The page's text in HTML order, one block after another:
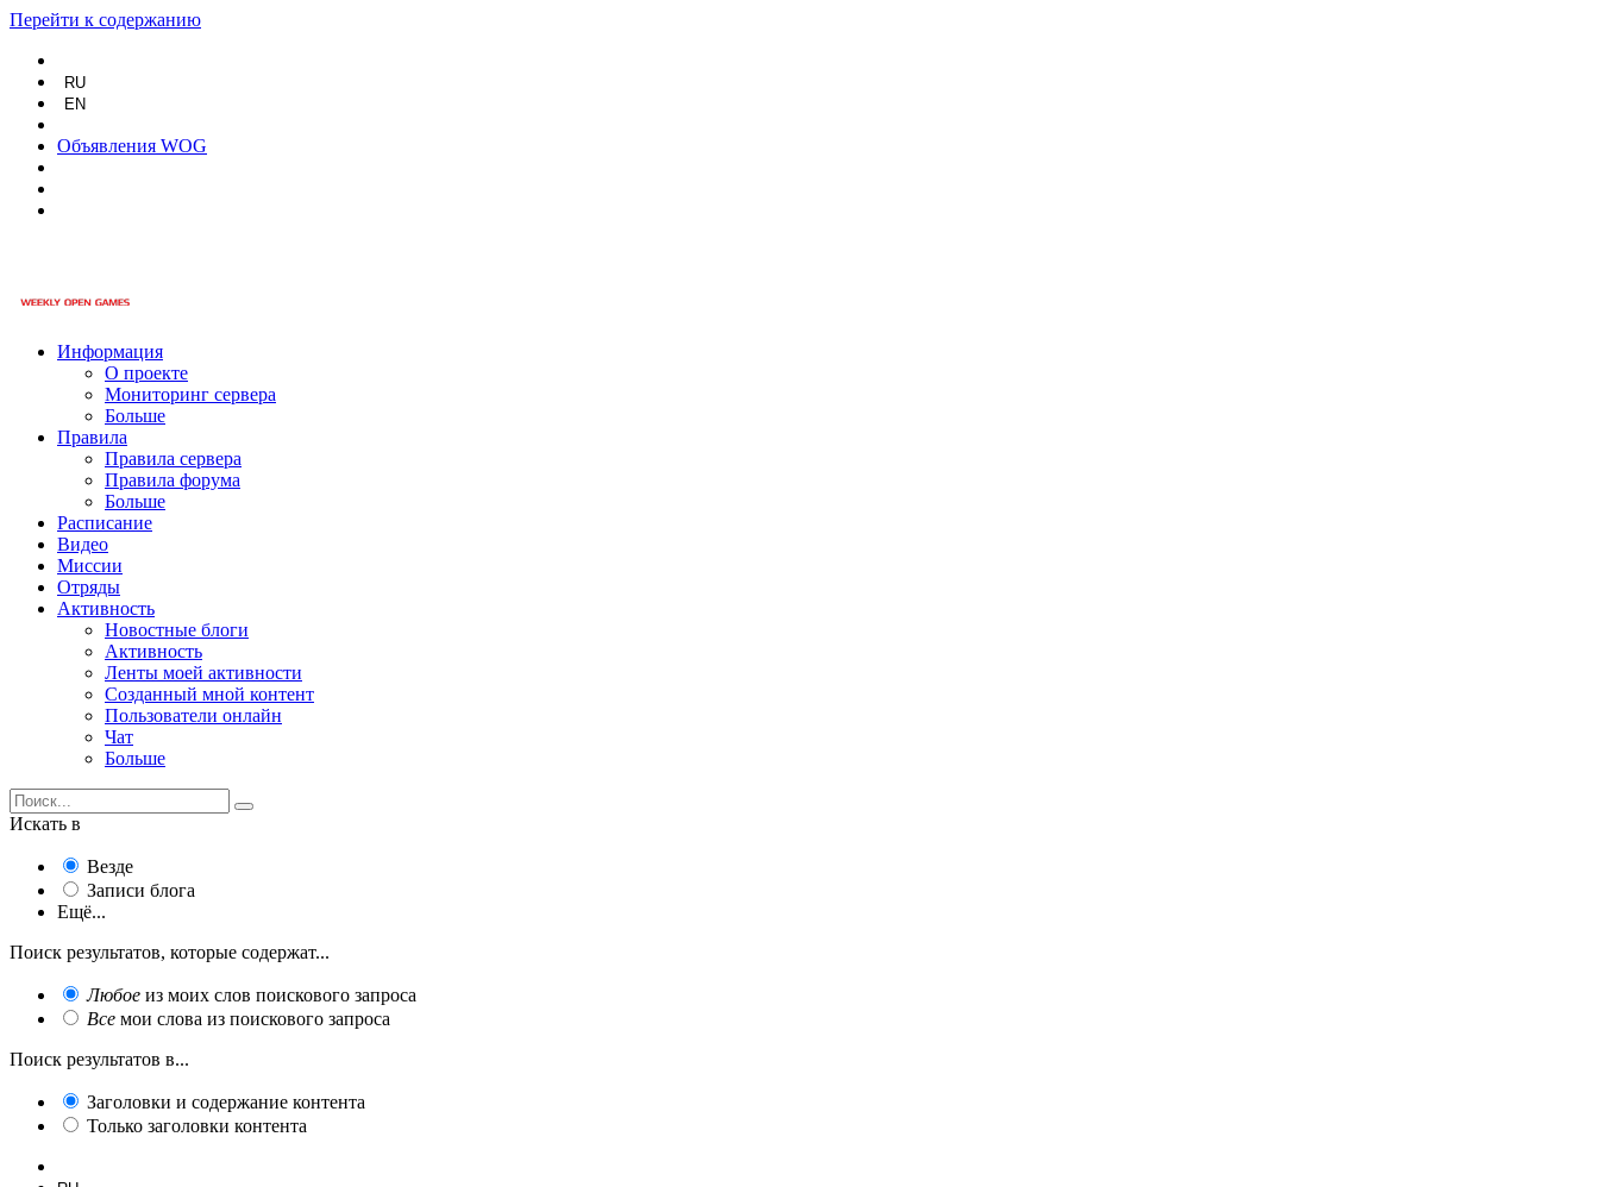
Перейти к содержанию
RU
EN
Объявления WOG
Информация
О проекте
Мониторинг сервера
Больше
Правила
Правила сервера
Правила форума
Больше
Расписание
Видео
Миссии
Отряды
Активность
Новостные блоги
Активность
Ленты моей активности
Созданный мной контент
Пользователи онлайн
Чат
Больше
Искать в
Везде
Записи блога
Ещё...
Поиск результатов, которые содержат...
Любое из моих слов поискового запроса
Все мои слова из поискового запроса
Поиск результатов в...
Заголовки и содержание контента
Только заголовки контента